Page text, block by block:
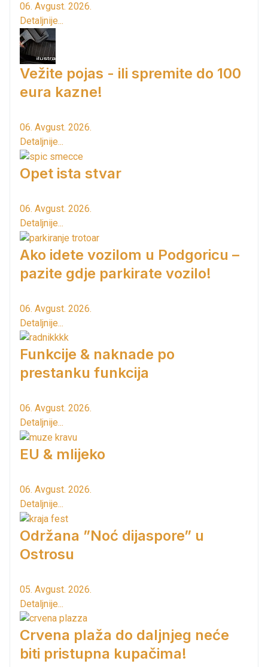
06. Avgust. 2026.
Detaljnije...
Vežite pojas - ili spremite do 100
eura kazne!
06. Avgust. 2026.
Detaljnije...
Opet ista stvar
06. Avgust. 2026.
Detaljnije...
Ako idete vozilom u Podgoricu –
pazite gdje parkirate vozilo!
06. Avgust. 2026.
Detaljnije...
Funkcije & naknade po
prestanku funkcija
06. Avgust. 2026.
Detaljnije...
EU & mlijeko
06. Avgust. 2026.
Detaljnije...
Održana ”Noć dijaspore” u
Ostrosu
05. Avgust. 2026.
Detaljnije...
Crvena plaža do daljnjeg neće
biti pristupna kupačima!